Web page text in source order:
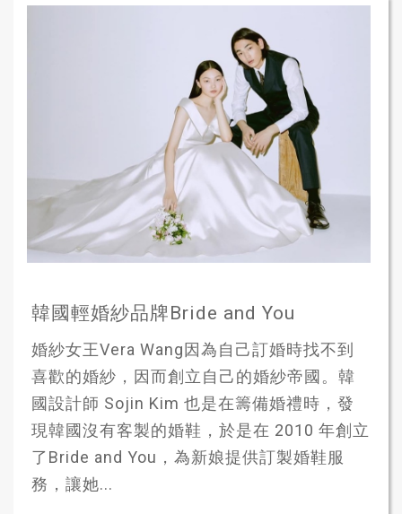
韓國輕婚紗品牌Bride and You
婚紗女王Vera Wang因為自己訂婚時找不到
喜歡的婚紗，因而創立自己的婚紗帝國。韓
國設計師 Sojin Kim 也是在籌備婚禮時，發
現韓國沒有客製的婚鞋，於是在 2010 年創立
了Bride and You，為新娘提供訂製婚鞋服
務，讓她...